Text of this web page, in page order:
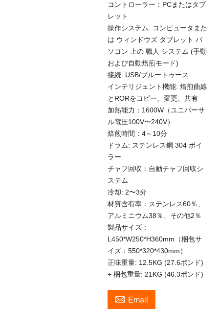
コントローラー：PCまたはタブ
レット
操作システム: コンピュータまた
は ウィンドウズ タブレット パ
ソコン 上の 職人 システム (手動
および自動焙煎モード)
接続: USB/ブルートゥース
インテリジェント機能: 焙煎曲線
とRORをコピー、変更、共有
加熱能力：1600W（ユニバーサ
ル電圧100V〜240V）
焙煎時間：4～10分
ドラム: ステンレス鋼 304 ボイ
ラー
チャフ回収：自動チャフ回収シ
ステム
冷却: 2〜3分
材質含有率：ステンレス60％、
アルミニウム38％、その他2％
製品サイズ：
L450*W250*H360mm（梱包サ
イズ：550*320*430mm）
正味重量: 12.5KG (27.6ポンド)
+ 梱包重量: 21KG (46.3ポンド)
 Email